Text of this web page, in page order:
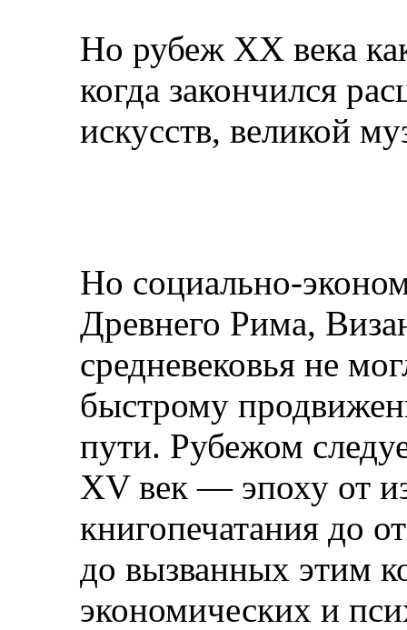
Но рубеж XX века
когда закончился
искусств, великой
Но социально-
Древнего Рима,
средневековья не
быстрому
пути. Рубежом
XV век — эпоху от
книгопечатания до
до вызванных этим
экономических и